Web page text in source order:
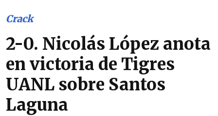
Crack
2-0. Nicolás López anota
en victoria de Tigres
UANL sobre Santos
Laguna